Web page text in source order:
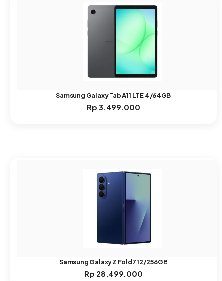
Samsung Galaxy Tab A11 LTE 4/64GB
Rp 3.499.000
Samsung Galaxy Z Fold7 12/256GB
Rp 28.499.000